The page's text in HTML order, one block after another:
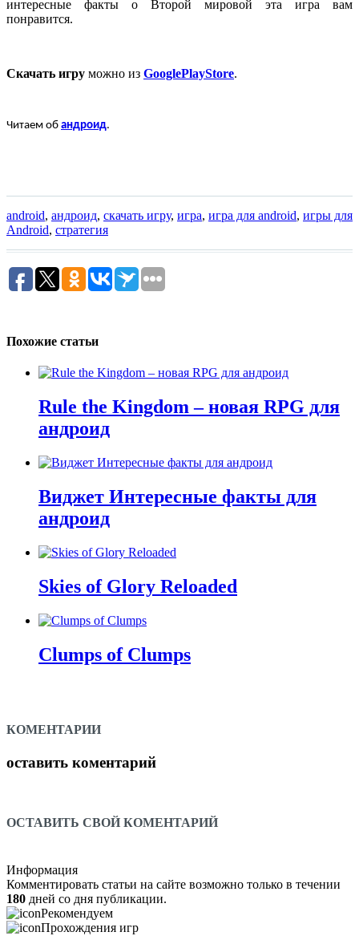
интересные факты о Второй мировой эта игра вам
понравится.
Скачать игру можно из GooglePlayStore.
Читаем об андроид.
android, андроид, скачать игру, игра, игра для android, игры для
Android, стратегия
Похожие статьи
Rule the Kingdom – новая RPG для
андроид
Виджет Интересные факты для
андроид
Skies of Glory Reloaded
Clumps of Clumps
КОМЕНТАРИИ
оставить коментарий
ОСТАВИТЬ СВОЙ КОМЕНТАРИЙ
Информация
Комментировать статьи на сайте возможно только в течении
180 дней со дня публикации.
Рекомендуем
Прохождения игр